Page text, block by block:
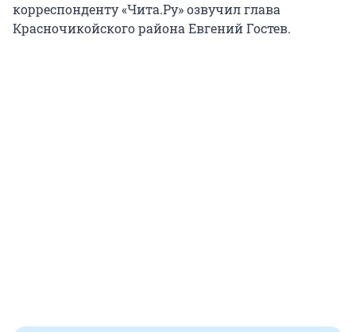
корреспонденту «Чита.Ру» озвучил глава
Красночикойского района Евгений Гостев.